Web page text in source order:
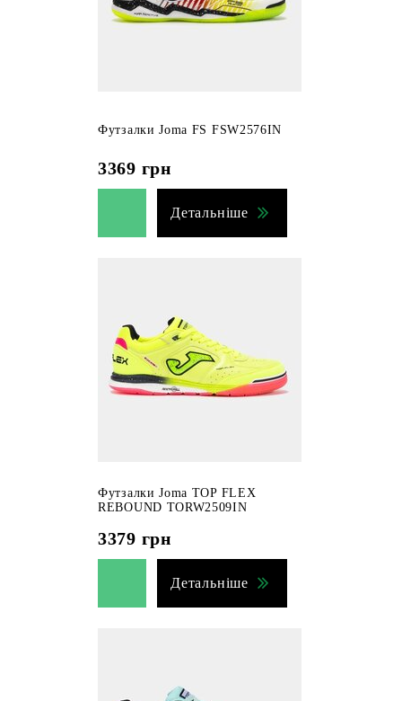
Футзалки Joma FS FSW2576IN
3369 грн
Детальніше
Футзалки Joma TOP FLEX
REBOUND TORW2509IN
3379 грн
Детальніше